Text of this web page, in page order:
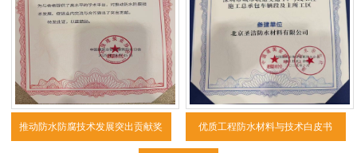
推动防水防腐技术发展突出贡献奖 优质工程防水材料与技术白皮书